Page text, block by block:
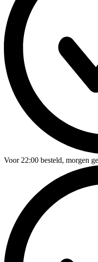
Voor22:00 besteld, morgen